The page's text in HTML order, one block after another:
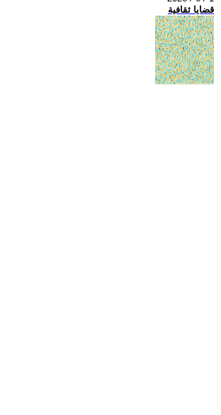
قضايا ثقافية